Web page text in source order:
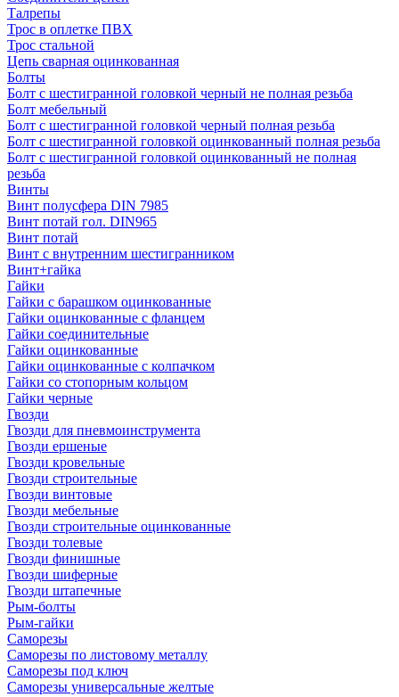
Талрепы
Трос в оплетке ПВХ
Трос стальной
Цепь сварная оцинкованная
Болты
Болт с шестигранной головкой черный не полная резьба
Болт мебельный
Болт с шестигранной головкой черный полная резьба
Болт с шестигранной головкой оцинкованный полная резьба
Болт с шестигранной головкой оцинкованный не полная
резьба
Винты
Винт полусфера DIN 7985
Винт потай гол. DIN965
Винт потай
Винт с внутренним шестигранником
Винт+гайка
Гайки
Гайки с барашком оцинкованные
Гайки оцинкованные с фланцем
Гайки соединительные
Гайки оцинкованные
Гайки оцинкованные с колпачком
Гайки со стопорным кольцом
Гайки черные
Гвозди
Гвозди для пневмоинструмента
Гвозди ершеные
Гвозди кровельные
Гвозди строительные
Гвозди винтовые
Гвозди мебельные
Гвозди строительные оцинкованные
Гвозди толевые
Гвозди финишные
Гвозди шиферные
Гвозди штапечные
Рым-болты
Рым-гайки
Саморезы
Саморезы по листовому металлу
Саморезы под ключ
Саморезы универсальные желтые